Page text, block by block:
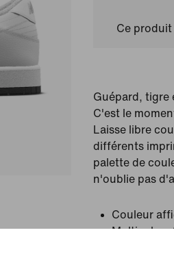
Ce
Guépard, tigre
C'est le
Laisse libre
différents
palette de
n'oublie pas
Couleur
Pays/